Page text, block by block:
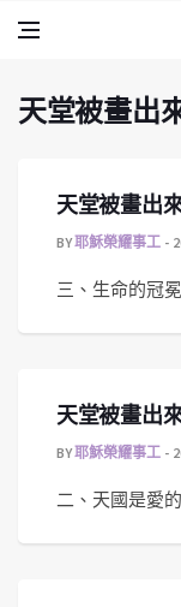
天堂被畫出來
Vine Media
葡萄樹傳媒
天堂被畫出
天堂被畫出
BY耶穌榮耀事工
三、生命的冠
天堂被畫出
BY耶穌榮耀事工
二、天國是愛